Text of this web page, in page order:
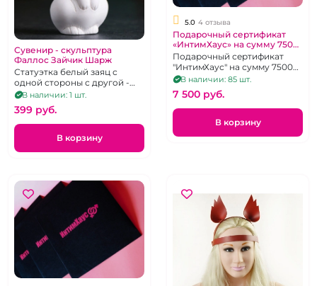
Сувенир - скульптура
Фаллос Зайчик Шарж
Статуэтка белый заяц с
одной стороны с другой -
фаллос из мраморной
крошки 8,5 см
В наличии: 1 шт.
399 pуб.
В корзину
5.0 4 отзыва
Подарочный сертификат
«ИнтимХаус» на сумму 7500
рублей
Подарочный сертификат
"ИнтимХаус" на сумму 7500
руб.
В наличии: 85 шт.
7 500 pуб.
В корзину